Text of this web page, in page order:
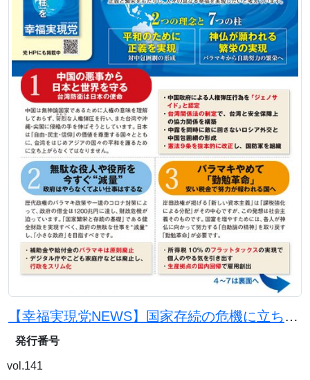
【幸福実現党NEWS】国家存続の危機に立ち向かう 2022年4月 主要政策
発行番号
vol.141